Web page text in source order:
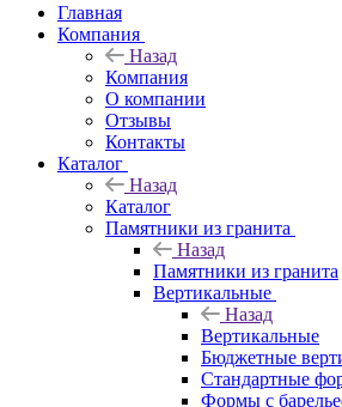
Главная
Компания
Назад
Компания
О компании
Отзывы
Контакты
Каталог
Назад
Каталог
Памятники из гранита
Назад
Памятники из гранита
Вертикальные
Назад
Вертикальные
Бюджетные
Стандартные
Формы с